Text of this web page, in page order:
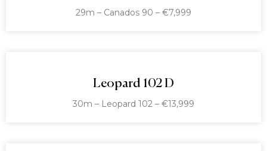
29m – Canados 90 – €7,999
Leopard 102 D
30m – Leopard 102 – €13,999